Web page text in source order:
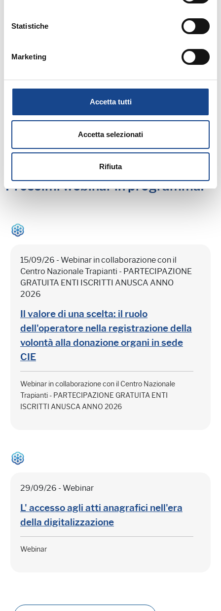
Statistiche
Marketing
Accetta tutti
Accetta selezionati
Rifiuta
Prossimi webinar in programma:
15/09/26 - Webinar in collaborazione con il
Centro Nazionale Trapianti - PARTECIPAZIONE
GRATUITA ENTI ISCRITTI ANUSCA ANNO
2026
Il valore di una scelta: il ruolo
dell'operatore nella registrazione della
volontà alla donazione organi in sede
CIE
Webinar in collaborazione con il Centro Nazionale
Trapianti - PARTECIPAZIONE GRATUITA ENTI
ISCRITTI ANUSCA ANNO 2026
29/09/26 - Webinar
L' accesso agli atti anagrafici nell'era
della digitalizzazione
Webinar